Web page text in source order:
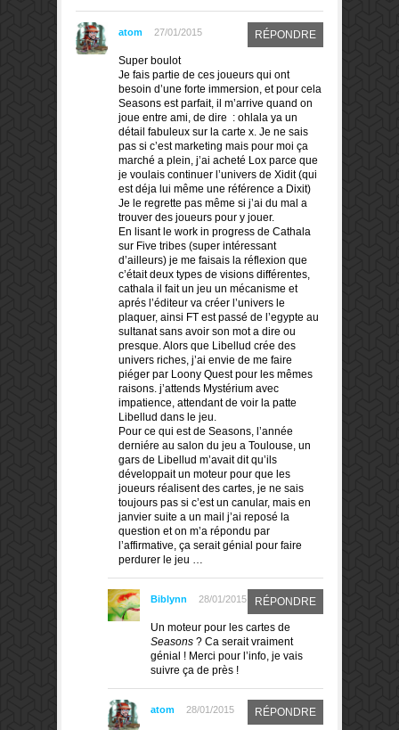
atom 27/01/2015 RÉPONDRE
Super boulot
Je fais partie de ces joueurs qui ont
besoin d’une forte immersion, et pour cela
Seasons est parfait, il m’arrive quand on
joue entre ami, de dire : ohlala ya un
détail fabuleux sur la carte x. Je ne sais
pas si c’est marketing mais pour moi ça
marché a plein, j’ai acheté Lox parce que
je voulais continuer l’univers de Xidit (qui
est déja lui même une référence a Dixit)
Je le regrette pas même si j’ai du mal a
trouver des joueurs pour y jouer.
En lisant le work in progress de Cathala
sur Five tribes (super intéressant
d’ailleurs) je me faisais la réflexion que
c’était deux types de visions différentes,
cathala il fait un jeu un mécanisme et
aprés l’éditeur va créer l’univers le
plaquer, ainsi FT est passé de l’egypte au
sultanat sans avoir son mot a dire ou
presque. Alors que Libellud crée des
univers riches, j’ai envie de me faire
piéger par Loony Quest pour les mêmes
raisons. j’attends Mystérium avec
impatience, attendant de voir la patte
Libellud dans le jeu.
Pour ce qui est de Seasons, l’année
derniére au salon du jeu a Toulouse, un
gars de Libellud m’avait dit qu’ils
développait un moteur pour que les
joueurs réalisent des cartes, je ne sais
toujours pas si c’est un canular, mais en
janvier suite a un mail j’ai reposé la
question et on m’a répondu par
l’affirmative, ça serait génial pour faire
perdurer le jeu …
Biblynn 28/01/2015 RÉPONDRE
Un moteur pour les cartes de
Seasons ? Ca serait vraiment
génial ! Merci pour l’info, je vais
suivre ça de près !
atom 28/01/2015 RÉPONDRE